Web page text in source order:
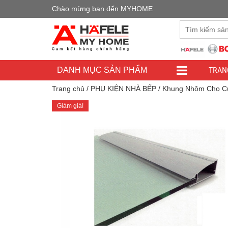
Chào mừng bạn đến MYHOME
DANH MỤC SẢN PHẨM
Trang chủ / PHỤ KIỆN NHÀ BẾP / Khung Nhôm Cho
Giảm giá!